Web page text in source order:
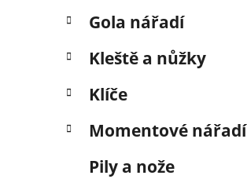
Gola nářadí
Kleště a nůžky
Klíče
Momentové nářadí
Pily a nože